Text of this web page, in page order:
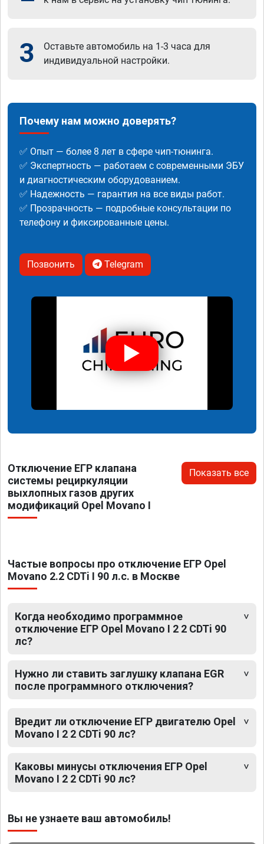
3
Оставьте автомобиль на 1-3 часа для
индивидуальной настройки.
Почему нам можно доверять?
✅ Опыт — более 8 лет в сфере чип-тюнинга.
✅ Экспертность — работаем с современными ЭБУ
и диагностическим оборудованием.
✅ Надежность — гарантия на все виды работ.
✅ Прозрачность — подробные консультации по
телефону и фиксированные цены.
Позвонить Telegram
Отключение ЕГР клапана
системы рециркуляции
выхлопных газов других
модификаций Opel Movano I
Показать все
Частые вопросы про отключение ЕГР Opel
Movano 2.2 CDTi I 90 л.с. в Москве
Когда необходимо программное
отключение ЕГР Opel Movano I 2 2 CDTi 90
лс?
Нужно ли ставить заглушку клапана EGR
после программного отключения?
Вредит ли отключение ЕГР двигателю Opel
Movano I 2 2 CDTi 90 лс?
Каковы минусы отключения ЕГР Opel
Movano I 2 2 CDTi 90 лс?
Вы не узнаете ваш автомобиль!